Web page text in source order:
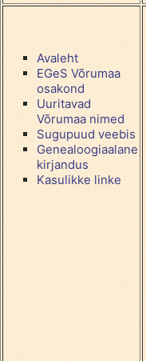
Avaleht
EGeS Võrumaa
osakond
Uuritavad
Võrumaa nimed
Sugupuud veebis
Genealoogiaalane
kirjandus
Kasulikke linke